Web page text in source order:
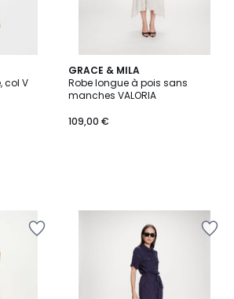
col V
GRACE & MILA
Robe longue à pois sans
manches VALORIA
109,00 €